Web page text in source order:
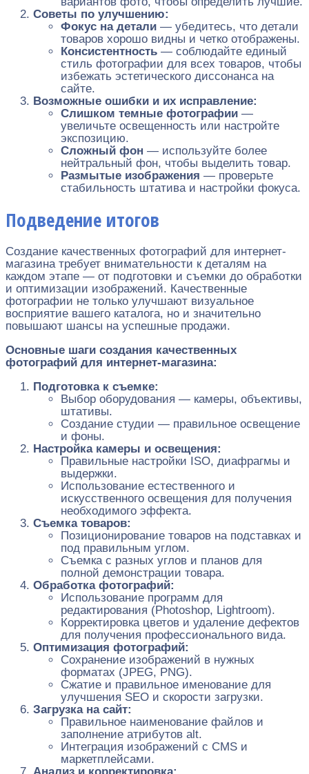
Советы по улучшению:
Фокус на детали — убедитесь, что детали
товаров хорошо видны и четко отображены.
Консистентность — соблюдайте единый
стиль фотографии для всех товаров, чтобы
избежать эстетического диссонанса на
сайте.
Возможные ошибки и их исправление:
Слишком темные фотографии —
увеличьте освещенность или настройте
экспозицию.
Сложный фон — используйте более
нейтральный фон, чтобы выделить товар.
Размытые изображения — проверьте
стабильность штатива и настройки фокуса.
Подведение итогов
Создание качественных фотографий для интернет-
магазина требует внимательности к деталям на
каждом этапе — от подготовки и съемки до обработки
и оптимизации изображений. Качественные
фотографии не только улучшают визуальное
восприятие вашего каталога, но и значительно
повышают шансы на успешные продажи.
Основные шаги создания качественных
фотографий для интернет-магазина:
Подготовка к съемке:
Выбор оборудования — камеры, объективы,
штативы.
Создание студии — правильное освещение
и фоны.
Настройка камеры и освещения:
Правильные настройки ISO, диафрагмы и
выдержки.
Использование естественного и
искусственного освещения для получения
необходимого эффекта.
Съемка товаров:
Позиционирование товаров на подставках и
под правильным углом.
Съемка с разных углов и планов для
полной демонстрации товара.
Обработка фотографий:
Использование программ для
редактирования (Photoshop, Lightroom).
Корректировка цветов и удаление дефектов
для получения профессионального вида.
Оптимизация фотографий:
Сохранение изображений в нужных
форматах (JPEG, PNG).
Сжатие и правильное именование для
улучшения SEO и скорости загрузки.
Загрузка на сайт:
Правильное наименование файлов и
заполнение атрибутов alt.
Интеграция изображений с CMS и
маркетплейсами.